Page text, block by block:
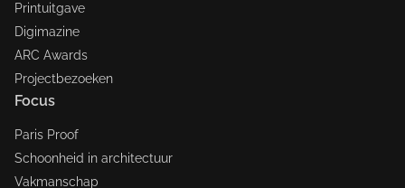
Printuitgave
Digimazine
ARC Awards
Projectbezoeken
Focus
Paris Proof
Schoonheid in architectuur
Vakmanschap